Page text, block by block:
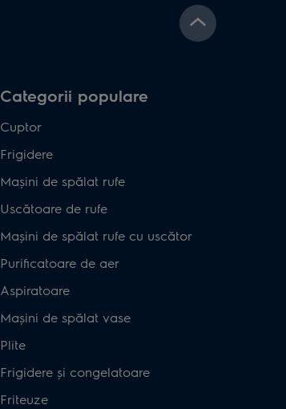
Categorii populare
Cuptor
Frigidere
Mașini de spălat rufe
Uscătoare de rufe
Mașini de spălat rufe cu uscător
Purificatoare de aer
Aspiratoare
Mașini de spălat vase
Plite
Frigidere și congelatoare
Friteuze